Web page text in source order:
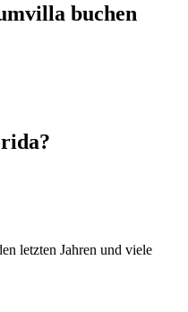
buchen
letzten Jahren und viele